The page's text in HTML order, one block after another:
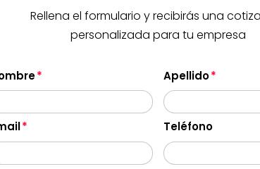
Rellena el formulario y recibirás una
personalizada para tu empresa
Apellido
Teléfono